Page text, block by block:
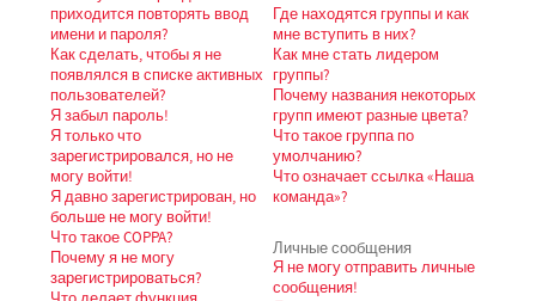
приходится повторять ввод
имени и пароля?
Как сделать, чтобы я не
появлялся в списке активных
пользователей?
Я забыл пароль!
Я только что
зарегистрировался, но не
могу войти!
Я давно зарегистрирован, но
больше не могу войти!
Что такое COPPA?
Почему я не могу
зарегистрироваться?
Где находятся группы и как
мне вступить в них?
Как мне стать лидером
группы?
Почему названия некоторых
групп имеют разные цвета?
Что такое группа по
умолчанию?
Что означает ссылка «Наша
команда»?
Личные сообщения
Я не могу отправить личные
сообщения!